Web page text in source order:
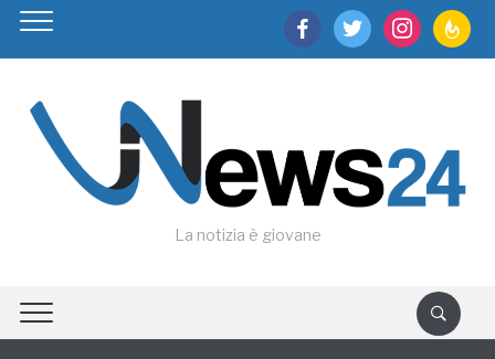
facebooktwitter instagram
La notizia è giovane